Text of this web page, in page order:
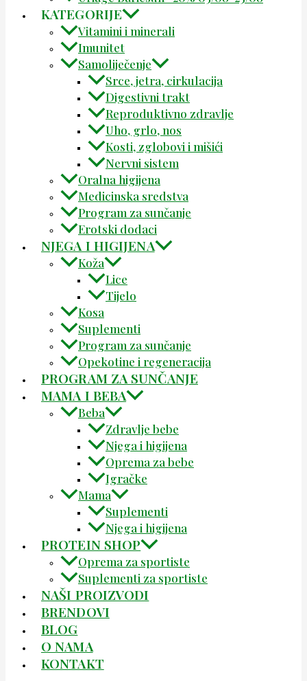
KATEGORIJE
Vitamini i minerali
Imunitet
Samoliječenje
Srce, jetra, cirkulacija
Digestivni trakt
Reproduktivno zdravlje
Uho, grlo, nos
Kosti, zglobovi i mišići
Nervni sistem
Oralna higijena
Medicinska sredstva
Program za sunčanje
Erotski dodaci
NJEGA I HIGIJENA
Koža
Lice
Tijelo
Kosa
Suplementi
Program za sunčanje
Opekotine i regeneracija
PROGRAM ZA SUNČANJE
MAMA I BEBA
Beba
Zdravlje bebe
Njega i higijena
Oprema za bebe
Igračke
Mama
Suplementi
Njega i higijena
PROTEIN SHOP
Oprema za sportiste
Suplementi za sportiste
NAŠI PROIZVODI
BRENDOVI
BLOG
O NAMA
KONTAKT